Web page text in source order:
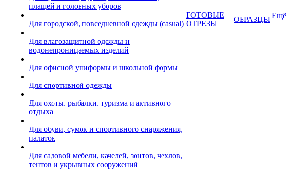
плащей и головных уборов
Для городской, повседневной одежды (casual)
Для влагозащитной одежды и
водонепроницаемых изделий
Для офисной униформы и школьной формы
Для спортивной одежды
Для охоты, рыбалки, туризма и активного
отдыха
Для обуви, сумок и спортивного снаряжения,
палаток
Для садовой мебели, качелей, зонтов, чехлов,
тентов и укрывных сооружений
ГОТОВЫЕ
ОТРЕЗЫ
ОБРАЗЦЫ Ещё